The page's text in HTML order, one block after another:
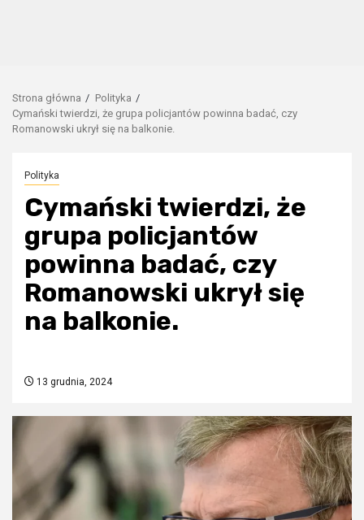
Strona główna
Polityka
Cymański twierdzi, że grupa policjantów powinna badać, czy
Romanowski ukrył się na balkonie.
Polityka
Cymański twierdzi, że
grupa policjantów
powinna badać, czy
Romanowski ukrył się
na balkonie.
13 grudnia, 2024